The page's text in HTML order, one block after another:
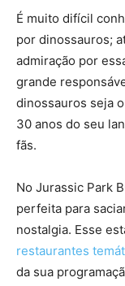
É muito difícil
por dinossauros;
admiração por
grande
dinossauros seja
30 anos do seu
fãs.
No Jurassic Park
perfeita para
nostalgia. Esse
restaurantes
da sua